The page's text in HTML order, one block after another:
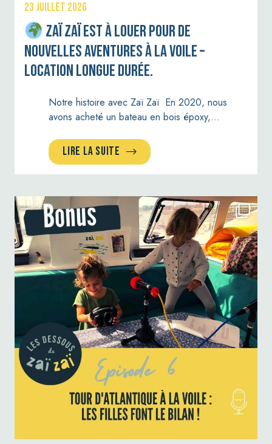
23 JUILLET 2026
Zaï Zaï est à louer pour de
nouvelles aventures à la voile –
Location longue durée.
Notre histoire avec Zaï Zaï En 2020, nous
avons acheté un bateau en bois époxy,…
LIRE LA SUITE